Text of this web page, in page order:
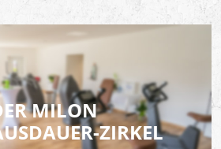
MILON
ZIRKEL